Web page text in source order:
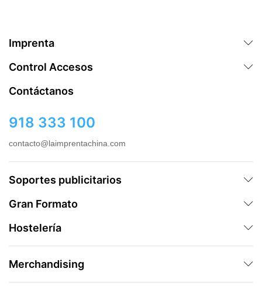
Imprenta
Control Accesos
Contáctanos
918 333 100
contacto@laimprentachina.com
Soportes publicitarios
Gran Formato
Hostelería
Merchandising